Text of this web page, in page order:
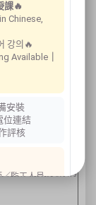
局登
務項
發展服務機構
課🔥
Chinese,
강의🔥
Available
安裝
位連結
評核
監工人員